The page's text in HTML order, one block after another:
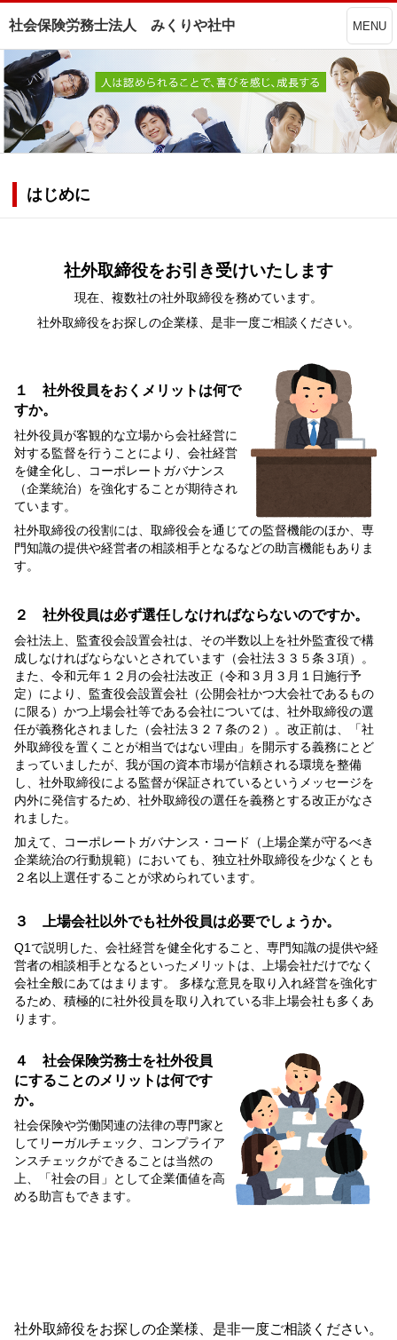
社会保険労務士法人 みくりや社中 MENU
はじめに
社外取締役をお引き受けいたします
現在、複数社の社外取締役を務めています。
社外取締役をお探しの企業様、是非一度ご相談ください。
１ 社外役員をおくメリットは何で
すか。
社外役員が客観的な立場から会社経営に
対する監督を行うことにより、会社経営
を健全化し、コーポレートガバナンス
（企業統治）を強化することが期待され
ています。
社外取締役の役割には、取締役会を通じての監督機能のほか、専
門知識の提供や経営者の相談相手となるなどの助言機能もありま
す。
２ 社外役員は必ず選任しなければならないのですか。
会社法上、監査役会設置会社は、その半数以上を社外監査役で構
成しなければならないとされています（会社法３３５条３項）。
また、令和元年１２月の会社法改正（令和３月３月１日施行予
定）により、監査役会設置会社（公開会社かつ大会社であるもの
に限る）かつ上場会社等である会社については、社外取締役の選
任が義務化されました（会社法３２７条の２）。改正前は、「社
外取締役を置くことが相当ではない理由」を開示する義務にとど
まっていましたが、我が国の資本市場が信頼される環境を整備
し、社外取締役による監督が保証されているというメッセージを
内外に発信するため、社外取締役の選任を義務とする改正がなさ
れました。
加えて、コーポレートガバナンス・コード（上場企業が守るべき
企業統治の行動規範）においても、独立社外取締役を少なくとも
２名以上選任することが求められています。
３ 上場会社以外でも社外役員は必要でしょうか。
Q1で説明した、会社経営を健全化すること、専門知識の提供や経
営者の相談相手となるといったメリットは、上場会社だけでなく
会社全般にあてはまります。 多様な意見を取り入れ経営を強化す
るため、積極的に社外役員を取り入れている非上場会社も多くあ
ります。
４ 社会保険労務士を社外役員
にすることのメリットは何です
か。
社会保険や労働関連の法律の専門家と
してリーガルチェック、コンプライア
ンスチェックができることは当然の
上、「社会の目」として企業価値を高
める助言もできます。
社外取締役をお探しの企業様、 是非一度ご相談ください。